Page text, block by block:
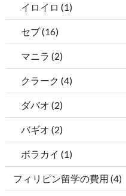
イロイロ (1)
セブ(16)
マニラ (2)
クラーク (4)
ダバオ (2)
バギオ (2)
ボラカイ (1)
フィリピン留学の費用 (4)